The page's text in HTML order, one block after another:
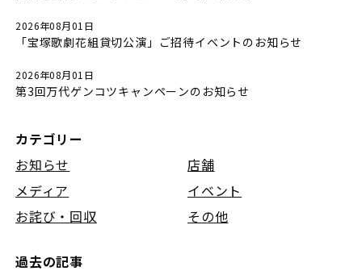
2026年08月01日
「宝塚歌劇花組貸切公演」ご招待イベントのお知らせ
2026年08月01日
第3回万代ゲンコツキャンペーンのお知らせ
カテゴリー
お知らせ
店舗
メディア
イベント
お詫び・回収
その他
過去の記事